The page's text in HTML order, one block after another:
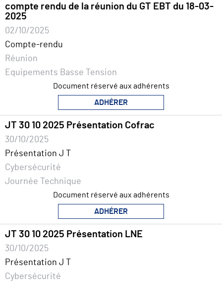
compte rendu de la réunion du GT EBT du 18-03-
2025
02/10/2025
Compte-rendu
Réunion
Equipements Basse Tension
Document réservé aux adhérents
ADHÉRER
JT 30 10 2025 Présentation Cofrac
30/10/2025
Présentation J T
Cybersécurité
Journée Technique
Document réservé aux adhérents
ADHÉRER
JT 30 10 2025 Présentation LNE
30/10/2025
Présentation J T
Cybersécurité